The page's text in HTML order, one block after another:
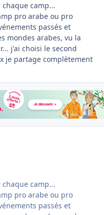
camp...
pro arabe ou pro
passés et
mondes arabes, vu la
j'ai choisi le second
je partage complètement
camp...
pro arabe ou pro
passés et